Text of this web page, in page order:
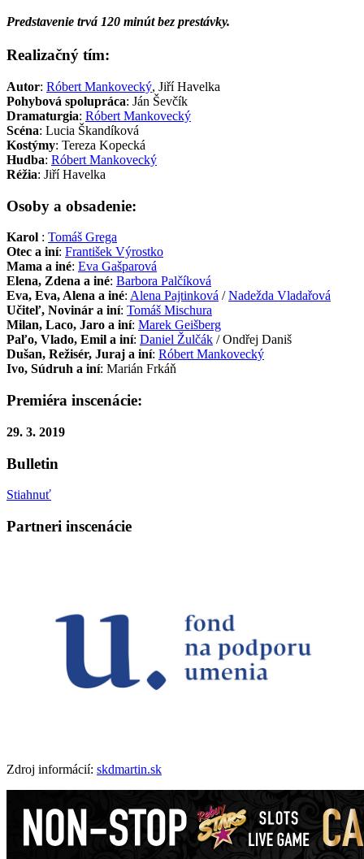
Predstavenie trvá 120 minút bez prestávky.
Realizačný tím:
Autor: Róbert Mankovecký, Jiří Havelka
Pohybová spolupráca: Ján Ševčík
Dramaturgia: Róbert Mankovecký
Scéna: Lucia Škandíková
Kostýmy: Tereza Kopecká
Hudba: Róbert Mankovecký
Réžia: Jiří Havelka
Osoby a obsadenie:
Karol : Tomáš Grega
Otec a iní: František Výrostko
Mama a iné: Eva Gašparová
Elena, Zdena a iné: Barbora Palčíková
Eva, Eva, Alena a iné: Alena Pajtinková /Nadežda Vladařová
Učiteľ, Novinár a iní: Tomáš Mischura
Milan, Laco, Jaro a iní: Marek Geišberg
Paľo, Vlado, Emil a iní: Daniel Žulčák / Ondřej Daniš
Dušan, Režisér, Juraj a iní: Róbert Mankovecký
Ivo, Súdruh a iní: Marián Frkáň
Premiéra inscenácie:
29. 3. 2019
Bulletin
Stiahnuť
Partneri inscenácie
Zdroj informácií: skdmartin.sk